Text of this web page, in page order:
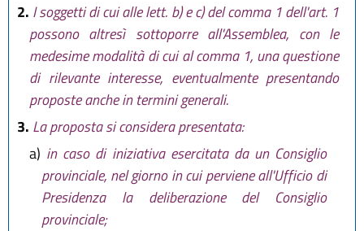
2. I soggetti di cui alle lett. b) e c) del comma 1 dell'art. 1
possono altresì sottoporre all'Assemblea, con le
medesime modalità di cui al comma 1, una questione
di rilevante interesse, eventualmente presentando
proposte anche in termini generali.
3. La proposta si considera presentata:
a) in caso di iniziativa esercitata da un Consiglio
provinciale, nel giorno in cui perviene all'Ufficio di
Presidenza la deliberazione del Consiglio
provinciale;